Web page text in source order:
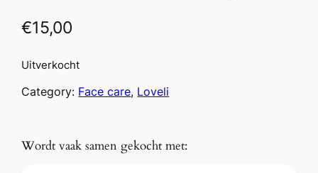
€15,00
Uitverkocht
Category: Face care, Loveli
Wordt vaak samen gekocht met: